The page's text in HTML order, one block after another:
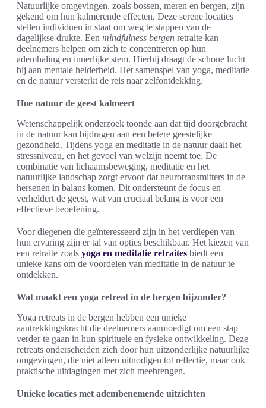
Natuurlijke omgevingen, zoals bossen, meren en bergen, zijn
gekend om hun kalmerende effecten. Deze serene locaties
stellen individuen in staat om weg te stappen van de
dagelijkse drukte. Een mindfulness bergen retraite kan
deelnemers helpen om zich te concentreren op hun
ademhaling en innerlijke stem. Hierbij draagt de schone lucht
bij aan mentale helderheid. Het samenspel van yoga, meditatie
en de natuur versterkt de reis naar zelfontdekking.
Hoe natuur de geest kalmeert
Wetenschappelijk onderzoek toonde aan dat tijd doorgebracht
in de natuur kan bijdragen aan een betere geestelijke
gezondheid. Tijdens yoga en meditatie in de natuur daalt het
stressniveau, en het gevoel van welzijn neemt toe. De
combinatie van lichaamsbeweging, meditatie en het
natuurlijke landschap zorgt ervoor dat neurotransmitters in de
hersenen in balans komen. Dit ondersteunt de focus en
verheldert de geest, wat van cruciaal belang is voor een
effectieve beoefening.
Voor diegenen die geïnteresseerd zijn in het verdiepen van
hun ervaring zijn er tal van opties beschikbaar. Het kiezen van
een retraite zoals yoga en meditatie retraites biedt een
unieke kans om de voordelen van meditatie in de natuur te
ontdekken.
Wat maakt een yoga retreat in de bergen bijzonder?
Yoga retreats in de bergen hebben een unieke
aantrekkingskracht die deelnemers aanmoedigt om een stap
verder te gaan in hun spirituele en fysieke ontwikkeling. Deze
retreats onderscheiden zich door hun uitzonderlijke natuurlijke
omgevingen, die niet alleen uitnodigen tot reflectie, maar ook
praktische uitdagingen met zich meebrengen.
Unieke locaties met adembenemende uitzichten